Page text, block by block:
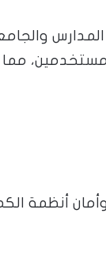
المدارس
مما
أنظمة